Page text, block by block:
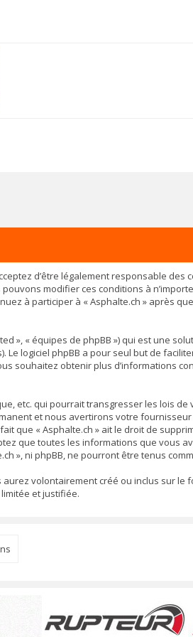
d’être légalement responsable des
modifier ces conditions à
à participer à « Asphalte.ch » après
», « équipes de phpBB ») qui est une
Le logiciel phpBB a pour seul but de
souhaitez obtenir plus d’informations
etc. qui pourrait transgresser les lois de
et nous avertirons votre fournisseur
que « Asphalte.ch » ait le droit de
que toutes les informations que vous
», ni phpBB, ne pourront être tenus
volontairement créé ou inclus sur le
et justifiée.